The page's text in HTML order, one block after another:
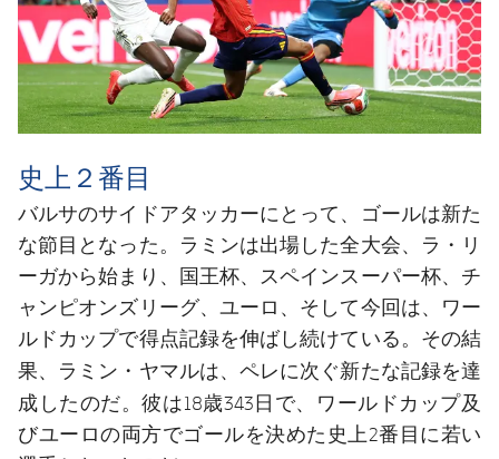
史上２番目
バルサのサイドアタッカーにとって、ゴールは新た
な節目となった。ラミンは出場した全大会、ラ・リ
ーガから始まり、国王杯、スペインスーパー杯、チ
ャンピオンズリーグ、ユーロ、そして今回は、ワー
ルドカップで得点記録を伸ばし続けている。その結
果、 ラミン・ヤマルは、ペレに次ぐ新たな記録を達
成 したのだ。彼は18歳343日で、ワールドカップ及
びユーロの両方でゴールを決めた史上2番目に若い